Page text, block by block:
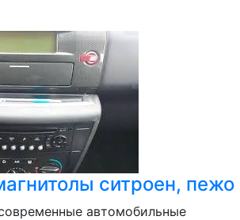
ситроен, пежо
автомобильные